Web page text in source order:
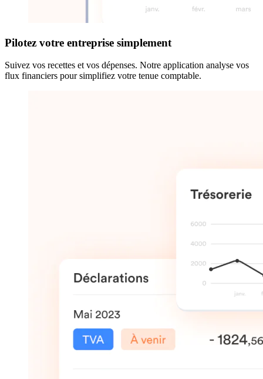
Pilotez votre entreprise simplement
Suivez vos recettes et vos dépenses. Notre application analyse vos
flux financiers pour simplifiez votre tenue comptable.